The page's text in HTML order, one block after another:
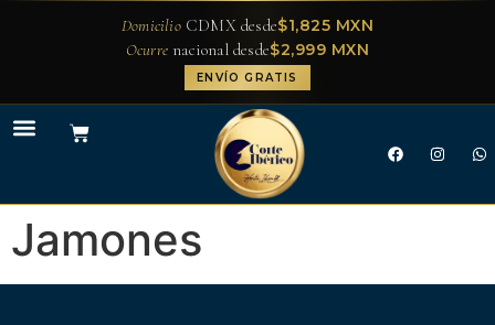
DomicilioCDMX desde$1,825 MXN
Ocurre nacional desde$2,999 MXN
ENVÍO GRATIS
Jamones